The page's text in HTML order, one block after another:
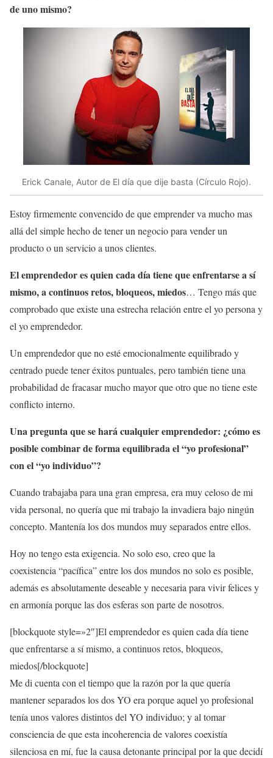
de uno mismo?
Erick Canale, Autor de El día que dije basta (Círculo Rojo).
Estoy firmemente convencido de que emprender va mucho mas
allá del simple hecho de tener un negocio para vender un
producto o un servicio a unos clientes.
El emprendedor es quien cada día tiene que enfrentarse a sí
mismo, a continuos retos, bloqueos, miedos… Tengo más que
comprobado que existe una estrecha relación entre el yo persona y
el yo emprendedor.
Un emprendedor que no esté emocionalmente equilibrado y
centrado puede tener éxitos puntuales, pero también tiene una
probabilidad de fracasar mucho mayor que otro que no tiene este
conflicto interno.
Una pregunta que se hará cualquier emprendedor: ¿cómo es
posible combinar de forma equilibrada el “yo profesional”
con el “yo individuo”?
Cuando trabajaba para una gran empresa, era muy celoso de mi
vida personal, no quería que mi trabajo la invadiera bajo ningún
concepto. Mantenía los dos mundos muy separados entre ellos.
Hoy no tengo esta exigencia. No solo eso, creo que la
coexistencia “pacífica” entre los dos mundos no solo es posible,
además es absolutamente deseable y necesaria para vivir felices y
en armonía porque las dos esferas son parte de nosotros.
[blockquote style=»2″]El emprendedor es quien cada día tiene
que enfrentarse a sí mismo, a continuos retos, bloqueos,
miedos[/blockquote]
Me di cuenta con el tiempo que la razón por la que quería
mantener separados los dos YO era porque aquel yo profesional
tenía unos valores distintos del YO individuo; y al tomar
consciencia de que esta incoherencia de valores coexistía
silenciosa en mí, fue la causa detonante principal por la que decidí